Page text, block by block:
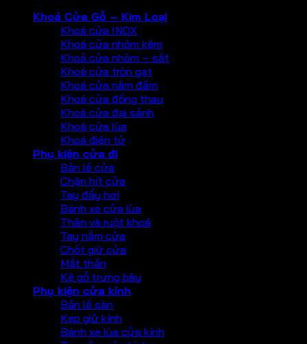
Khoá Cửa Gỗ – Kim Loại
Khoá cửa INOX
Khoá cửa nhôm kẽm
Khoả cửa nhôm – sắt
Khoá cửa tròn gạt
Khoá cửa nắm đấm
Khoá cửa đồng thau
Khoá cửa đại sảnh
Khoá cửa lùa
Khoá điện tử
Phụ kiện cửa đi
Bản lề cửa
Chặn hít cửa
Tay đẩy hơi
Bánh xe cửa lùa
Thân và ruột khoá
Tay nắm cửa
Chốt giữ cửa
Mắt thần
Kệ gỗ trưng bày
Phụ kiện cửa kính
Bản lề sàn
Kẹp giữ kính
Bánh xe lùa cửa kính